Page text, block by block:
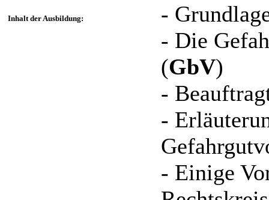
Inhalt der Ausbildung:
-
- Die
(GbV)
-
-
- Einige